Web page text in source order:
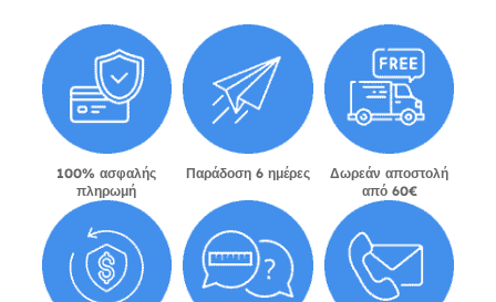
100% ασφαλής
πληρωμή
Παράδοση 6 ημέρες
Δωρεάν αποστολή
από 60€